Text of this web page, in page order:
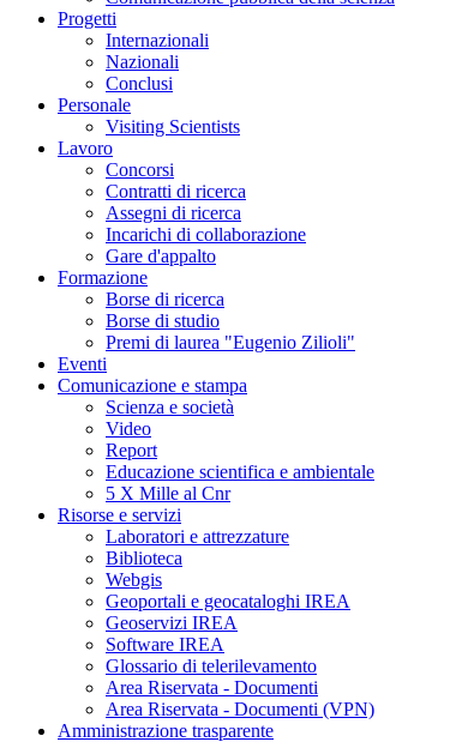
Progetti
Internazionali
Nazionali
Conclusi
Personale
Visiting Scientists
Lavoro
Concorsi
Contratti di ricerca
Assegni di ricerca
Incarichi di collaborazione
Gare d'appalto
Formazione
Borse di ricerca
Borse di studio
Premi di laurea "Eugenio Zilioli"
Eventi
Comunicazione e stampa
Scienza e società
Video
Report
Educazione scientifica e ambientale
5 X Mille al Cnr
Risorse e servizi
Laboratori e attrezzature
Biblioteca
Webgis
Geoportali e geocataloghi IREA
Geoservizi IREA
Software IREA
Glossario di telerilevamento
Area Riservata - Documenti
Area Riservata - Documenti (VPN)
Amministrazione trasparente